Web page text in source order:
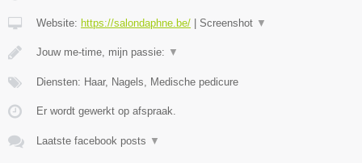
Website: https://salondaphne.be/ | Screenshot ▼
Jouw me-time, mijn passie: ▼
Diensten: Haar, Nagels, Medische pedicure
Er wordt gewerkt op afspraak.
Laatste facebook posts ▼